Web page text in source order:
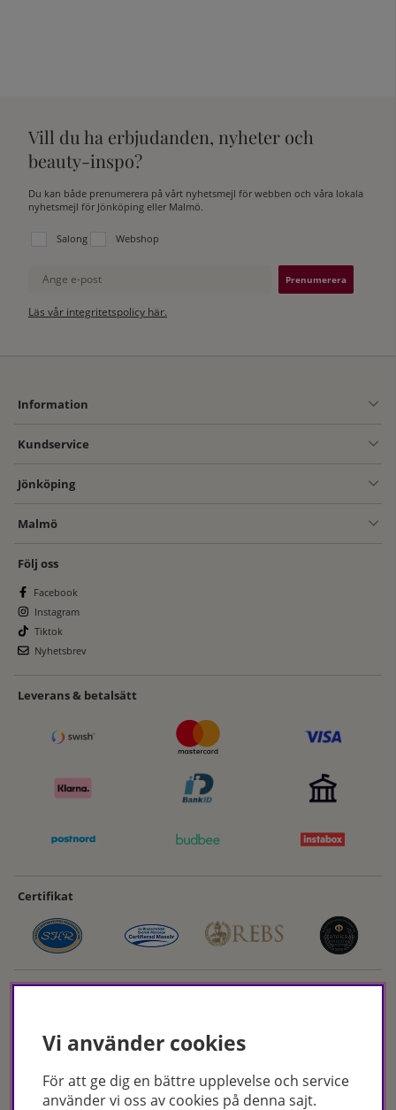
Vill du ha erbjudanden, nyheter och
beauty-inspo?
Du kan både prenumerera på vårt nyhetsmejl för webben och våra lokala
nyhetsmejl för Jönköping eller Malmö.
Välj vilken lista du vill prenumerera på:
Salong Webshop
Ange e-post
Läs vår integritetspolicy här.
Information
Kundservice
Jönköping
Malmö
Följ oss
Facebook
Instagram
Tiktok
Nyhetsbrev
Leverans & betalsätt
Certifikat
Hudoteket erbjuder ett noga utvalt sortiment inom hudvård, hårvård och
makeup – både online och i butik. Med över 50 års erfarenhet och
Vi använder cookies
För att ge dig en bättre upplevelse och service
använder vi oss av cookies på denna sajt.